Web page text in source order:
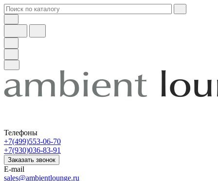
Телефоны
+7(499)553-06-70
+7(930)036-83-91
Заказать звонок
E-mail
sales@ambientlounge.ru